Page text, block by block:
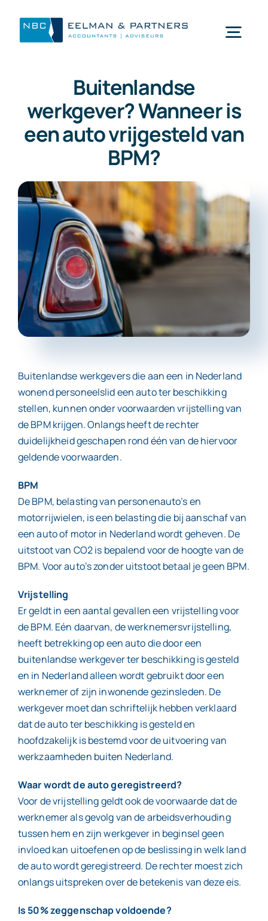
inhoud
Wat doen wij
Wie zijn wij
Nieuws
Werken bij
Contact
Buitenlandse
werkgever? Wanneer is
een auto vrijgesteld van
BPM?
Buitenlandse werkgevers die aan een in Nederland
wonend personeelslid een auto ter beschikking
stellen, kunnen onder voorwaarden vrijstelling van
de BPM krijgen. Onlangs heeft de rechter
duidelijkheid geschapen rond één van de hiervoor
geldende voorwaarden.
BPM
De BPM, belasting van personenauto’s en
motorrijwielen, is een belasting die bij aanschaf van
een auto of motor in Nederland wordt geheven. De
uitstoot van CO2 is bepalend voor de hoogte van de
BPM. Voor auto’s zonder uitstoot betaal je geen BPM.
Vrijstelling
Er geldt in een aantal gevallen een vrijstelling voor
de BPM. Eén daarvan, de werknemersvrijstelling,
heeft betrekking op een auto die door een
buitenlandse werkgever ter beschikking is gesteld
en in Nederland alleen wordt gebruikt door een
werknemer of zijn inwonende gezinsleden. De
werkgever moet dan schriftelijk hebben verklaard
dat de auto ter beschikking is gesteld en
hoofdzakelijk is bestemd voor de uitvoering van
werkzaamheden buiten Nederland.
Waar wordt de auto geregistreerd?
Voor de vrijstelling geldt ook de voorwaarde dat de
werknemer als gevolg van de arbeidsverhouding
tussen hem en zijn werkgever in beginsel geen
invloed kan uitoefenen op de beslissing in welk land
de auto wordt geregistreerd. De rechter moest zich
onlangs uitspreken over de betekenis van deze eis.
Is 50% zeggenschap voldoende?